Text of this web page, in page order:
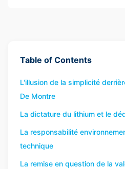
Table of Contents
L'illusion de la simplicité
De Montre
La dictature du lithium et le
La responsabilité
technique
La remise en question de la